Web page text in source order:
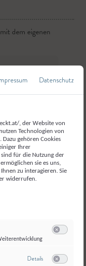
dem eigenen
pro Kilo
Fleisch
noch etwas.
weiterschicken?
Datenschutz
, der Website von
Technologien von
gehören Cookies
Ihrer
sind für die Nutzung der
sie es uns,
zu interagieren. Sie
widerrufen.
Detailszu Meta Pixel